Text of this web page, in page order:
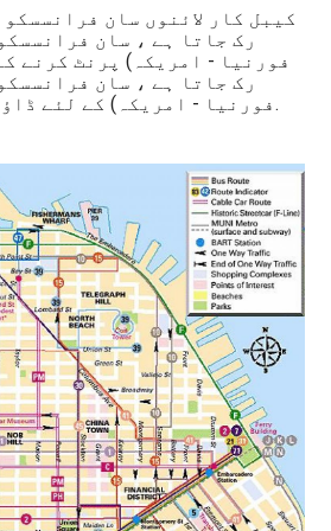
کیبل کار لائنوں سان
رک جاتا ہے ، سان
فورنیا - امریکہ) پرنٹ کرنے
رک جاتا ہے ، سان
فورنیا - امریکہ) کے لئے ڈاؤن لوڈ ، اتارنا.